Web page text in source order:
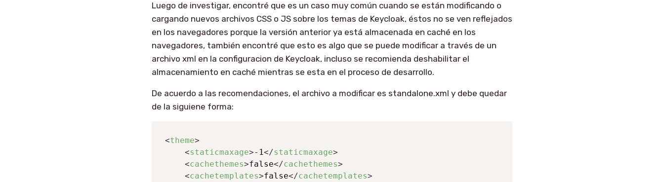
Luego de investigar, encontré que es un caso muy común cuando se están modificando o
cargando nuevos archivos CSS o JS sobre los temas de Keycloak, éstos no se ven reflejados
en los navegadores porque la versión anterior ya está almacenada en caché en los
navegadores, también encontré que esto es algo que se puede modificar a través de un
archivo xml en la configuracion de Keycloak, incluso se recomienda deshabilitar el
almacenamiento en caché mientras se esta en el proceso de desarrollo.
De acuerdo a las recomendaciones, el archivo a modificar es standalone.xml y debe quedar
de la siguiene forma:
<theme>
<staticmaxage>-1</staticmaxage>
<cachethemes>false</cachethemes>
<cachetemplates>false</cachetemplates>